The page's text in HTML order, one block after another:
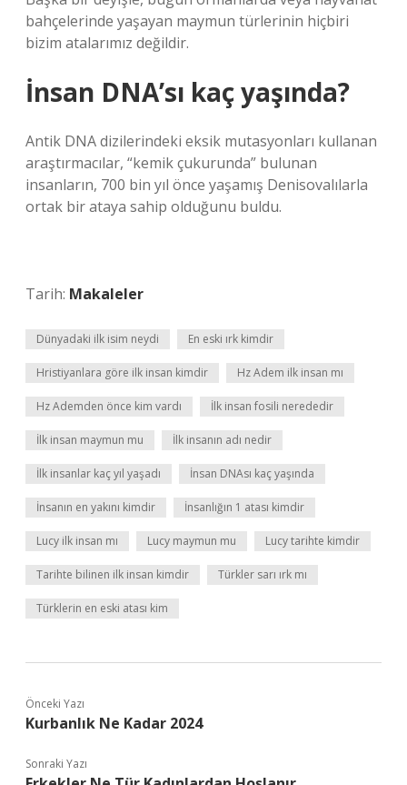
bahçelerinde yaşayan maymun türlerinin hiçbiri
bizim atalarımız değildir.
İnsan DNA’sı kaç yaşında?
Antik DNA dizilerindeki eksik mutasyonları kullanan
araştırmacılar, “kemik çukurunda” bulunan
insanların, 700 bin yıl önce yaşamış Denisovalılarla
ortak bir ataya sahip olduğunu buldu.
Tarih: Makaleler
Dünyadaki ilk isim neydi En eski ırk kimdir
Hristiyanlara göre ilk insan kimdir Hz Adem ilk insan mı
Hz Ademden önce kim vardı İlk insan fosili nerededir
İlk insan maymun mu İlk insanın adı nedir
İlk insanlar kaç yıl yaşadı İnsan DNAsı kaç yaşında
İnsanın en yakını kimdir İnsanlığın 1 atası kimdir
Lucy ilk insan mı Lucy maymun mu Lucy tarihte kimdir
Tarihte bilinen ilk insan kimdir Türkler sarı ırk mı
Türklerin en eski atası kim
Önceki Yazı
Kurbanlık Ne Kadar 2024
Sonraki Yazı